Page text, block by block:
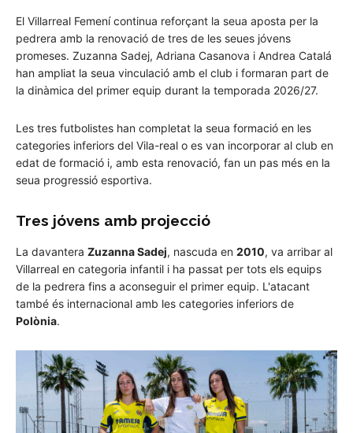
El Villarreal Femení continua reforçant la seua aposta per la
pedrera amb la renovació de tres de les seues jóvens
promeses. Zuzanna Sadej, Adriana Casanova i Andrea Catalá
han ampliat la seua vinculació amb el club i formaran part de
la dinàmica del primer equip durant la temporada 2026/27.
Les tres futbolistes han completat la seua formació en les
categories inferiors del Vila-real o es van incorporar al club en
edat de formació i, amb esta renovació, fan un pas més en la
seua progressió esportiva.
Tres jóvens amb projecció
La davantera Zuzanna Sadej, nascuda en 2010, va arribar al
Villarreal en categoria infantil i ha passat per tots els equips
de la pedrera fins a aconseguir el primer equip. L'atacant
també és internacional amb les categories inferiors de
Polònia.